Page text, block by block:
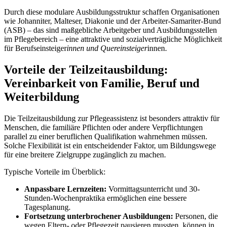
Durch diese modulare Ausbildungsstruktur schaffen Organisationen
wie Johanniter, Malteser, Diakonie und der Arbeiter-Samariter-Bund
(ASB) – das sind maßgebliche Arbeitgeber und Ausbildungsstellen
im Pflegebereich – eine attraktive und sozialverträgliche Möglichkeit
für Berufseinsteigerinnen und Quereinsteigerinnen.
Vorteile der Teilzeitausbildung:
Vereinbarkeit von Familie, Beruf und
Weiterbildung
Die Teilzeitausbildung zur Pflegeassistenz ist besonders attraktiv für
Menschen, die familiäre Pflichten oder andere Verpflichtungen
parallel zu einer beruflichen Qualifikation wahrnehmen müssen.
Solche Flexibilität ist ein entscheidender Faktor, um Bildungswege
für eine breitere Zielgruppe zugänglich zu machen.
Typische Vorteile im Überblick:
Anpassbare Lernzeiten: Vormittagsunterricht und 30-
Stunden-Wochenpraktika ermöglichen eine bessere
Tagesplanung.
Fortsetzung unterbrochener Ausbildungen: Personen, die
wegen Eltern- oder Pflegezeit pausieren mussten, können in